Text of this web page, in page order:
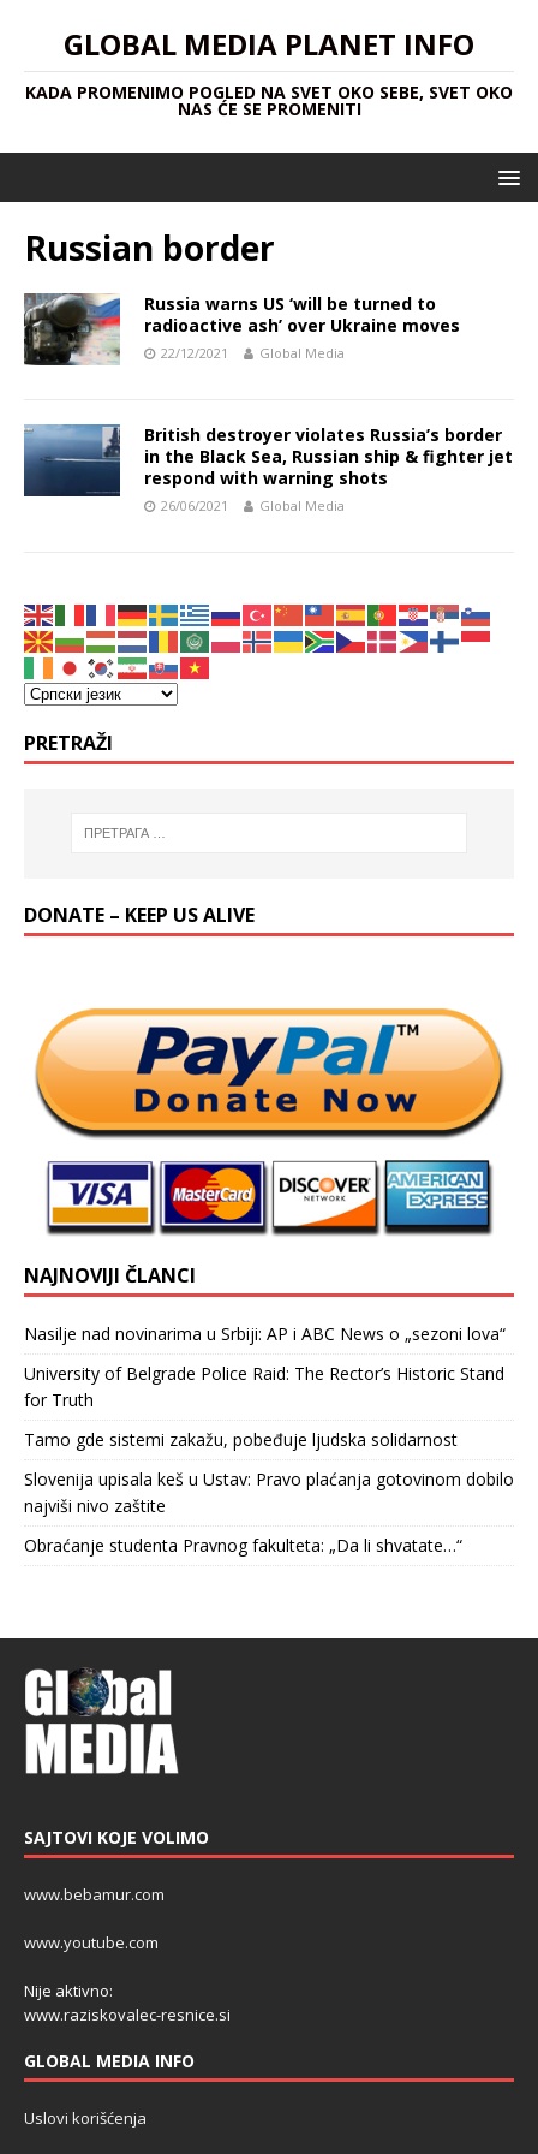
GLOBAL MEDIA PLANET INFO
KADA PROMENIMO POGLED NA SVET OKO SEBE, SVET OKO
NAS ĆE SE PROMENITI
Russian border
Russia warns US ‘will be turned to
radioactive ash’ over Ukraine moves
22/12/2021 Global Media
British destroyer violates Russia’s border
in the Black Sea, Russian ship & fighter jet
respond with warning shots
26/06/2021 Global Media
PRETRAŽI
DONATE – KEEP US ALIVE
NAJNOVIJI ČLANCI
Nasilje nad novinarima u Srbiji: AP i ABC News o „sezoni lova“
University of Belgrade Police Raid: The Rector’s Historic Stand
for Truth
Tamo gde sistemi zakažu, pobeđuje ljudska solidarnost
Slovenija upisala keš u Ustav: Pravo plaćanja gotovinom dobilo
najviši nivo zaštite
Obraćanje studenta Pravnog fakulteta: „Da li shvatate…“
SAJTOVI KOJE VOLIMO
www.bebamur.com
www.youtube.com
Nije aktivno:
www.raziskovalec-resnice.si
GLOBAL MEDIA INFO
Uslovi korišćenja